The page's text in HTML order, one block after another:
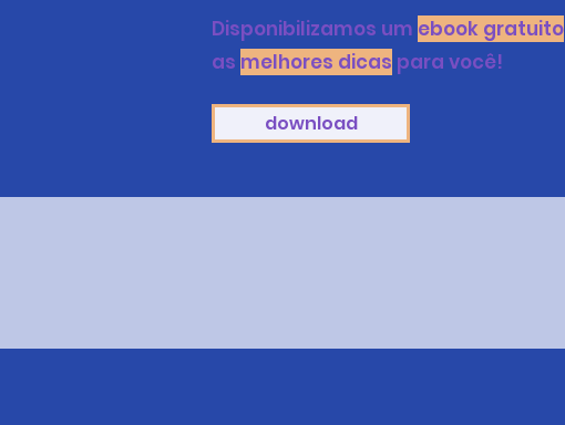
download
Disponibilizamos um ebook gratuito
as melhores dicas para você!